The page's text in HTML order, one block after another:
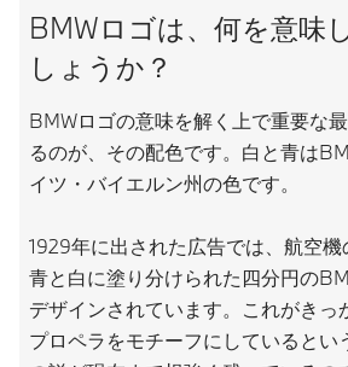
BMWロゴは、何を意味
しょうか？
BMWロゴの意味を解く上で重要な
るのが、その配色です。白と青は
イツ・バイエルン州の色です。
1929年に出された広告では、航空
青と白に塗り分けられた四分円の
デザインされています。これがきっ
プロペラをモチーフにしているとい